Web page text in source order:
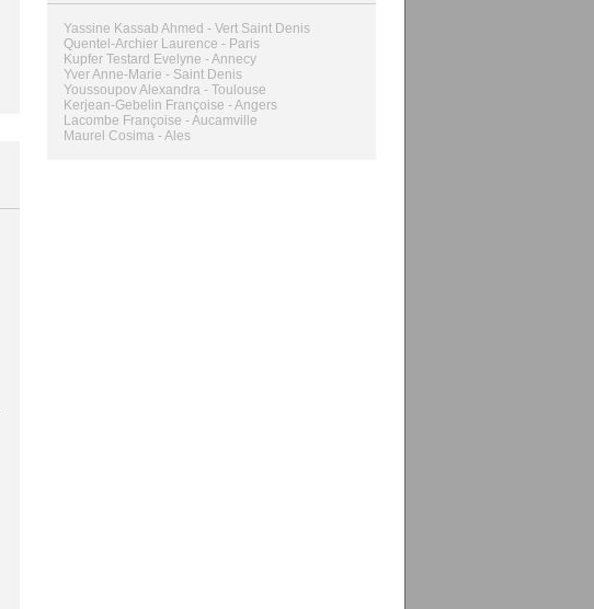
Yassine Kassab Ahmed - Vert Saint Denis
Quentel-Archier Laurence - Paris
Kupfer Testard Evelyne - Annecy
Yver Anne-Marie - Saint Denis
Youssoupov Alexandra - Toulouse
Kerjean-Gebelin Françoise - Angers
Lacombe Françoise - Aucamville
Maurel Cosima - Ales